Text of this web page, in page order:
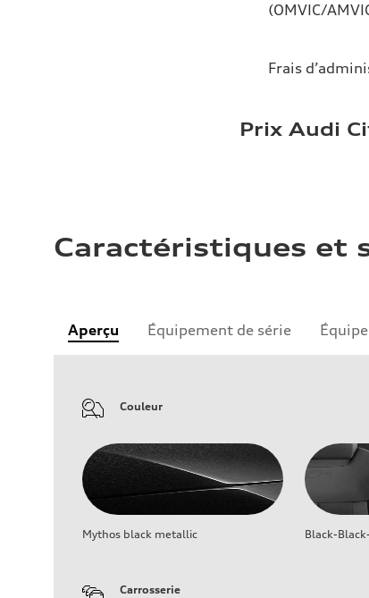
(OMVIC/
Frais
Prix Audi
Caractéristiques et
Aperçu Équipement de série
Couleur
Mythos black metallic Black-
Carrosserie